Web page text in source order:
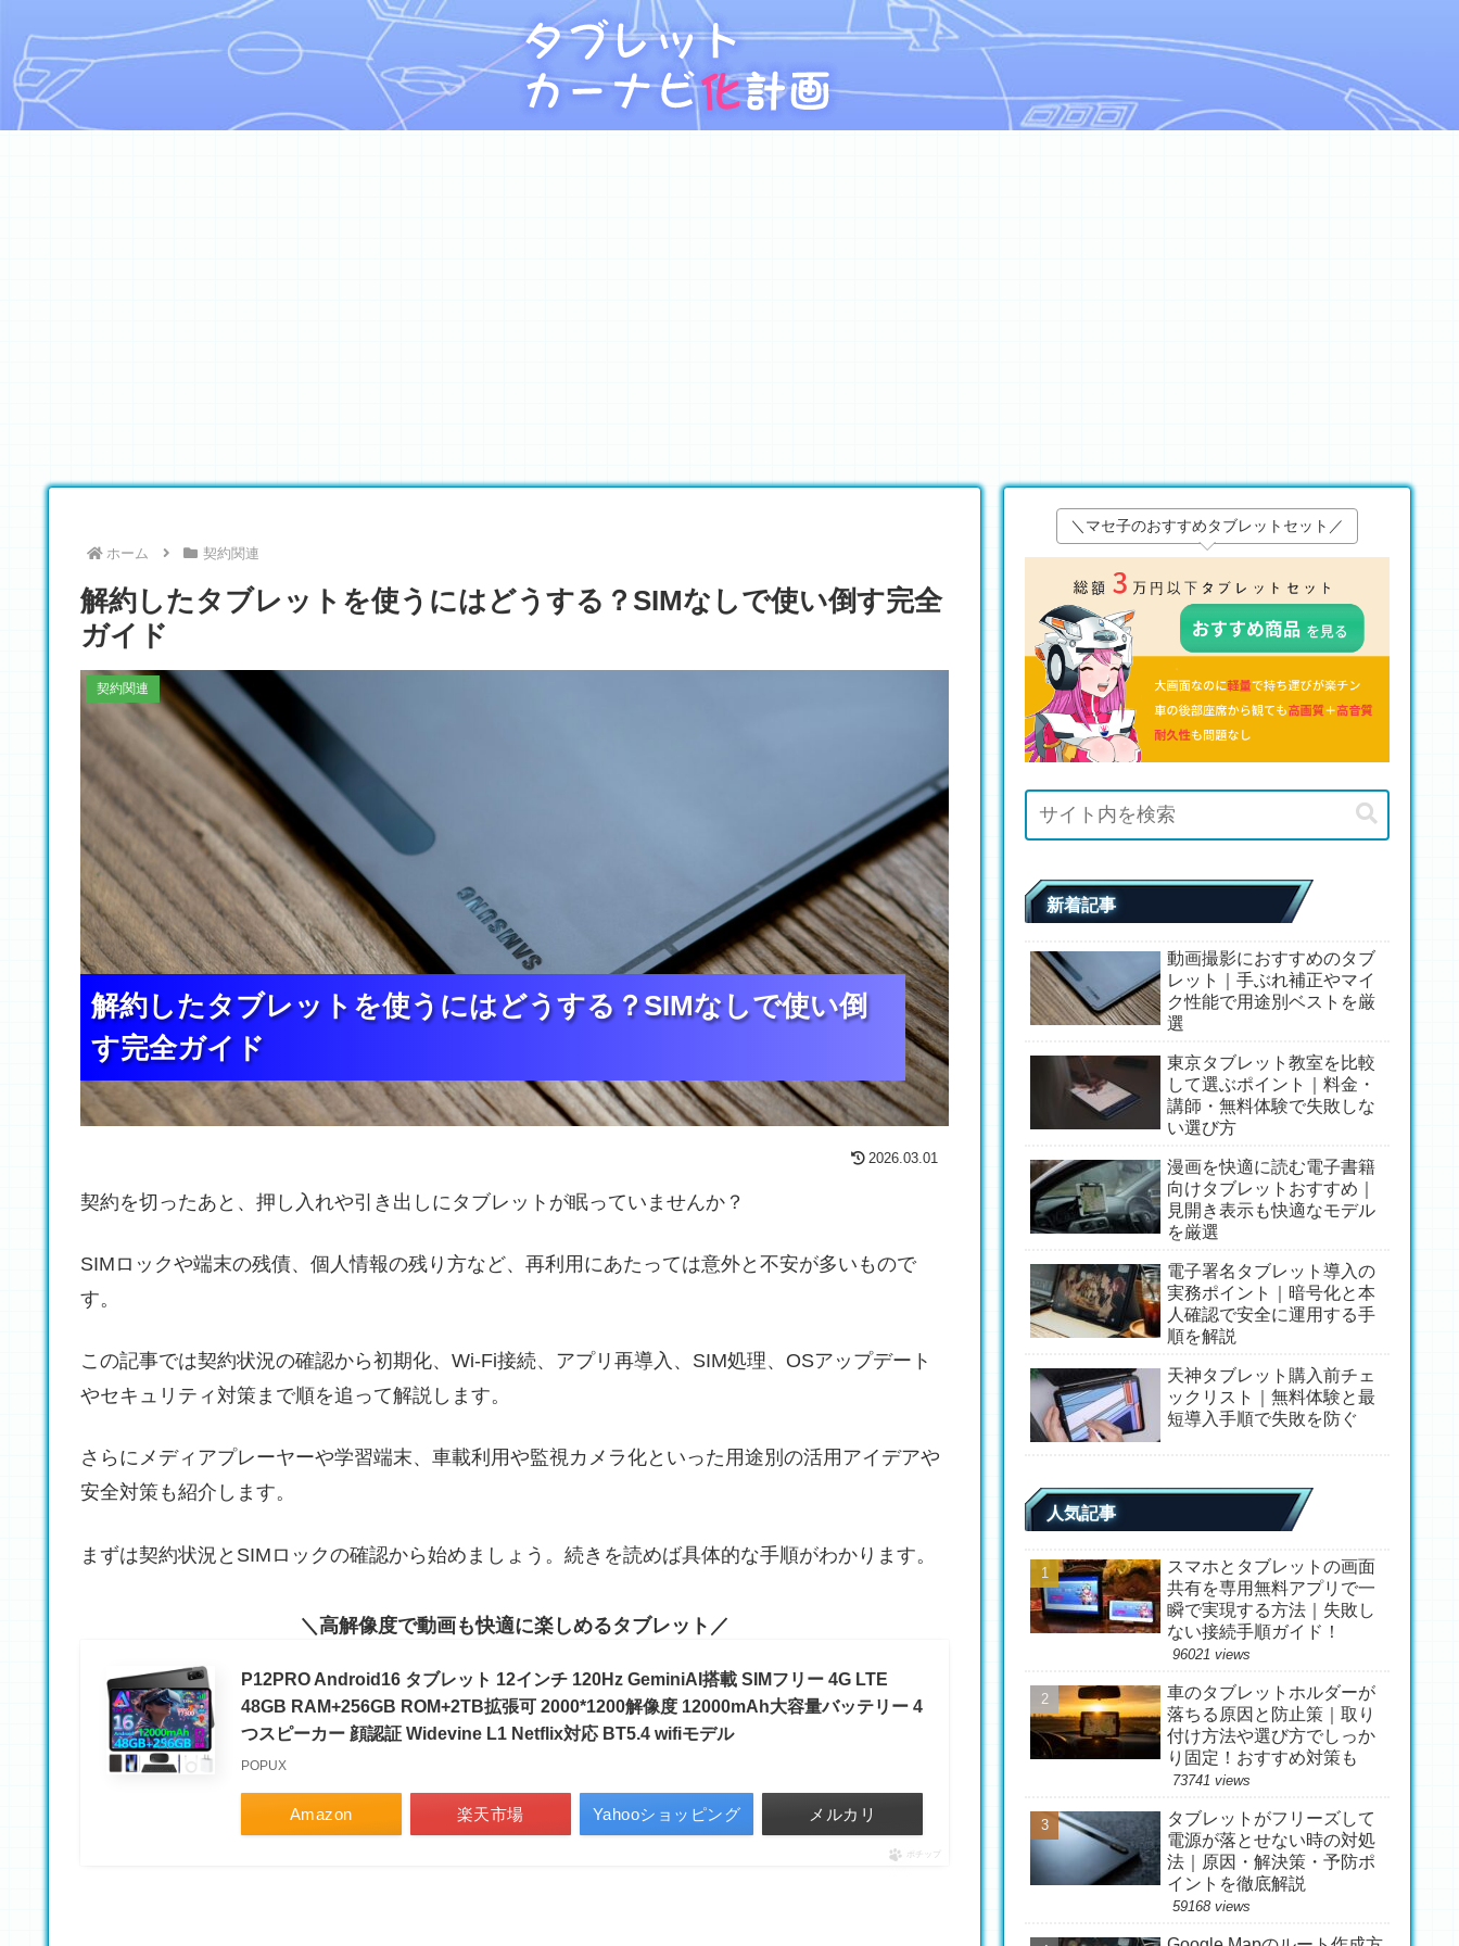
ホーム 契約関連
解約したタブレットを使うにはどうする？SIMなしで使い倒す完全
ガイド
解約したタブレットを使うにはどうする？SIMなしで使い倒
す完全ガイド
解約したタブレットを使うにはどうする？SIMなしで使い倒
す完全ガイド
解約したタブレットを使うにはどうする？SIMなしで使い倒
す完全ガイド
契約関連
2026.03.01
契約を切ったあと、押し入れや引き出しにタブレットが眠っていませんか？
SIMロックや端末の残債、個人情報の残り方など、再利用にあたっては意外と不安が多いもので
す。
この記事では契約状況の確認から初期化、Wi-Fi接続、アプリ再導入、SIM処理、OSアップデート
やセキュリティ対策まで順を追って解説します。
さらにメディアプレーヤーや学習端末、車載利用や監視カメラ化といった用途別の活用アイデアや
安全対策も紹介します。
まずは契約状況とSIMロックの確認から始めましょう。続きを読めば具体的な手順がわかります。
高解像度で動画も快適に楽しめるタブレット
P12PRO Android16 タブレット 12インチ 120Hz GeminiAI搭載 SIMフリー 4G LTE
48GB RAM+256GB ROM+2TB拡張可 2000*1200解像度 12000mAh大容量バッテリー 4
つスピーカー 顔認証 Widevine L1 Netflix対応 BT5.4 wifiモデル
POPUX
Amazon 楽天市場 Yahooショッピング メルカリ
ポチップ
＼マセ子のおすすめタブレットセット／
新着記事
動画撮影におすすめのタブ
レット｜手ぶれ補正やマイ
ク性能で用途別ベストを厳
選
東京タブレット教室を比較
して選ぶポイント｜料金・
講師・無料体験で失敗しな
い選び方
漫画を快適に読む電子書籍
向けタブレットおすすめ｜
見開き表示も快適なモデル
を厳選
電子署名タブレット導入の
実務ポイント｜暗号化と本
人確認で安全に運用する手
順を解説
天神タブレット購入前チェ
ックリスト｜無料体験と最
短導入手順で失敗を防ぐ
人気記事
スマホとタブレットの画面
共有を専用無料アプリで一
瞬で実現する方法｜失敗し
ない接続手順ガイド！
96021 views
車のタブレットホルダーが
落ちる原因と防止策｜取り
付け方法や選び方でしっか
り固定！おすすめ対策も
73741 views
タブレットがフリーズして
電源が落とせない時の対処
法｜原因・解決策・予防ポ
イントを徹底解説
59168 views